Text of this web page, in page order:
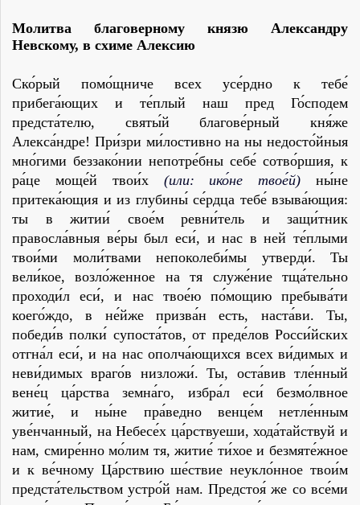
Молитва благоверному князю Александру
Невскому, в схиме Алексию
Ско́рый помо́щниче всех усе́рдно к тебе́
прибега́ющих и те́плый наш пред Го́сподем
предста́телю, святы́й благове́рный кня́же
Алекса́ндре! При́зри ми́лостивно на ны недосто́йныя
мно́гими беззако́нии непотре́бны себе́ сотво́ршия, к
ра́це моще́й твои́х
(или: ико́не твое́й)
ны́не
притека́ющия и из глубины́ се́рдца тебе́ взыва́ющия:
ты в житии́ свое́м ревни́тель и защи́тник
правосла́вныя ве́ры был еси́, и нас в ней те́плыми
твои́ми моли́твами непоколеби́мы утвер­ди́. Ты
вели́кое, возло́женное на тя служе́ние тща́тельно
проходи́л еси́, и нас твое́ю по́мощию пребыва́ти
коего́ждо, в не́йже призва́н есть, наста́ви. Ты,
победи́в полки́ супоста́тов, от преде́лов Росси́йских
отгна́л еси́, и на нас ополча́ющихся всех ви́димых и
неви́димых враго́в низло­жи́. Ты, оста́вив тле́нный
вене́ц ца́рства земна́го, избра́л еси́ безмо́лвное
житие́, и ны́не пра́ведно венце́м нетле́н­ным
уве́нчанный, на Небесе́х ца́рствуеши, хода́тайствуй и
нам, смире́нно мо́лим тя, житие́ ти́хое и безмяте́жное
и к ве́чному Ца́рствию ше́ствие неукло́нное твои́м
предста́тельством устро́й нам. Предстоя́ же со все́ми